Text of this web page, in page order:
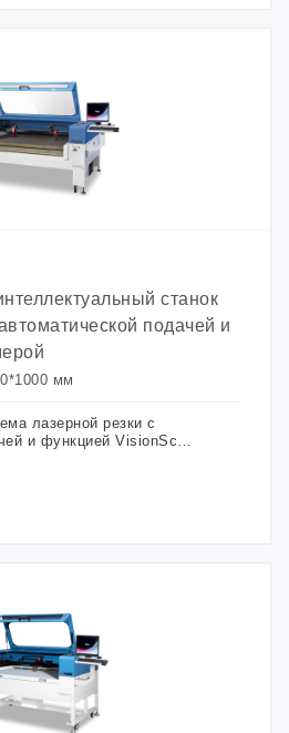
станок
подачей и
мм
лазерной резки с
и функцией VisionScan